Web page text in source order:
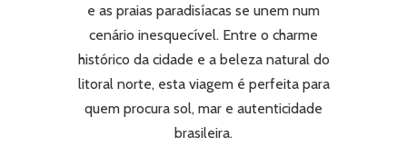
e as praias paradisíacas se unem num
cenário inesquecível. Entre o charme
histórico da cidade e a beleza natural do
litoral norte, esta viagem é perfeita para
quem procura sol, mar e autenticidade
brasileira.